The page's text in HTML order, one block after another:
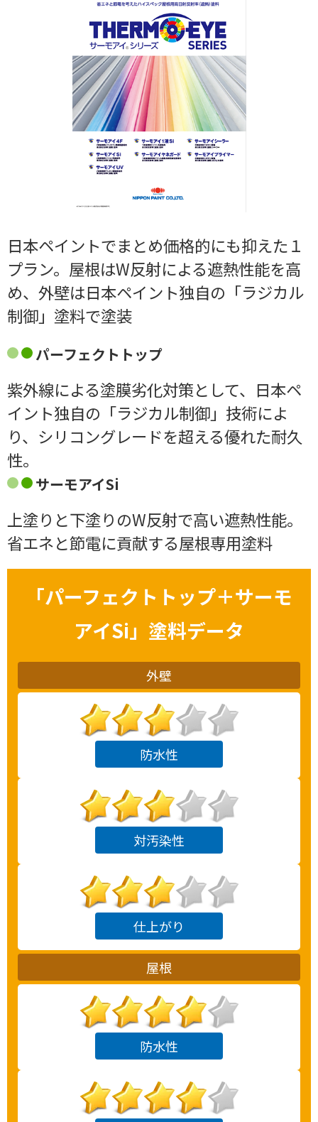
日本ペイントでまとめ価格的にも抑えた１
プラン。屋根はW反射による遮熱性能を高
め、外壁は日本ペイント独自の「ラジカル
制御」塗料で塗装
パーフェクトトップ
紫外線による塗膜劣化対策として、日本ペ
イント独自の「ラジカル制御」技術によ
り、シリコングレードを超える優れた耐久
性。
サーモアイSi
上塗りと下塗りのW反射で高い遮熱性能。
省エネと節電に貢献する屋根専用塗料
「パーフェクトトップ＋サーモ
アイSi」塗料データ
外壁
防水性
対汚染性
仕上がり
屋根
防水性